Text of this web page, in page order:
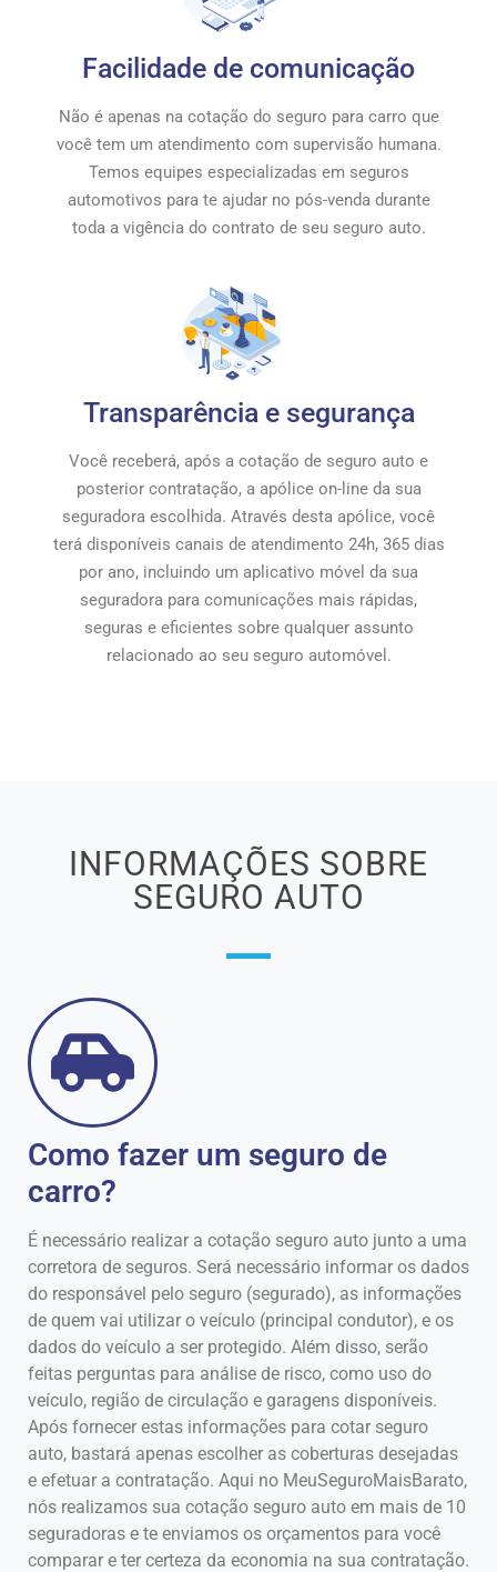
Facilidade de comunicação
Não é apenas na cotação do seguro para carro que
você tem um atendimento com supervisão humana.
Temos equipes especializadas em seguros
automotivos para te ajudar no pós-venda durante
toda a vigência do contrato de seu seguro auto.
Transparência e segurança
Você receberá, após a cotação de seguro auto e
posterior contratação, a apólice on-line da sua
seguradora escolhida. Através desta apólice, você
terá disponíveis canais de atendimento 24h, 365 dias
por ano, incluindo um aplicativo móvel da sua
seguradora para comunicações mais rápidas,
seguras e eficientes sobre qualquer assunto
relacionado ao seu seguro automóvel.
INFORMAÇÕES SOBRE
SEGURO AUTO
Como fazer um seguro de
carro?
É necessário realizar a cotação seguro auto junto a uma
corretora de seguros. Será necessário informar os dados
do responsável pelo seguro (segurado), as informações
de quem vai utilizar o veículo (principal condutor), e os
dados do veículo a ser protegido. Além disso, serão
feitas perguntas para análise de risco, como uso do
veículo, região de circulação e garagens disponíveis.
Após fornecer estas informações para cotar seguro
auto, bastará apenas escolher as coberturas desejadas
e efetuar a contratação. Aqui no MeuSeguroMaisBarato,
nós realizamos sua cotação seguro auto em mais de 10
seguradoras e te enviamos os orçamentos para você
comparar e ter certeza da economia na sua contratação.